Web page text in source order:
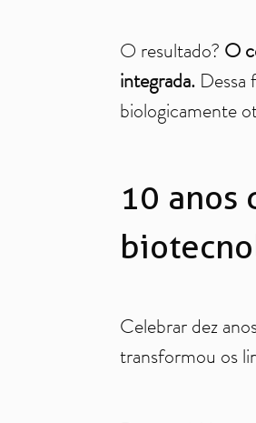
O resultado? O
integrada. Dessa
biologicamente
10 anos
Celebrar dez
transformou os